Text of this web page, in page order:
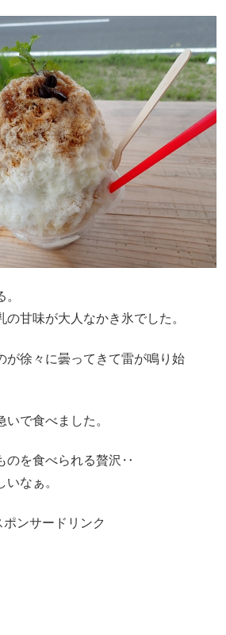
の甘味が大人なかき氷でした。
が徐々に曇ってきて雷が鳴り始
で食べました。
のを食べられる贅沢‥
なぁ。
ポンサードリンク